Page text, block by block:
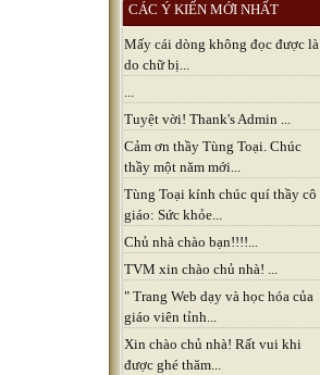
CÁC Ý KIẾN MỚI NHẤT
Mấy cái dòng không đọc được là
do chữ bị...
...
Tuyệt vời! Thank's Admin ...
Cảm ơn thầy Tùng Toại. Chúc
thầy một năm mới...
Tùng Toại kính chúc quí thầy cô
giáo: Sức khỏe...
Chủ nhà chào bạn!!!!...
TVM xin chào chủ nhà! ...
" Trang Web dạy và học hóa của
giáo viên tỉnh...
Xin chào chủ nhà! Rất vui khi
được ghé thăm...